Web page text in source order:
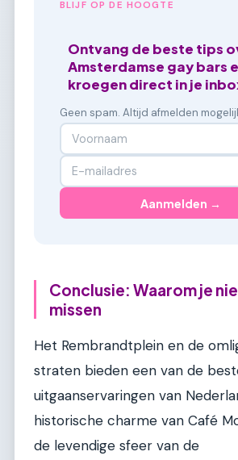
BLIJF OP DE HOOGTE
Ontvang de beste tips
Amsterdamse gay bars
kroegen direct in je
Geen spam. Altijd afmelden
Aanmelden →
Conclusie: Waarom je
missen
Het Rembrandtplein en de
straten bieden een van de
uitgaanservaringen van
historische charme van Café
de levendige sfeer van de